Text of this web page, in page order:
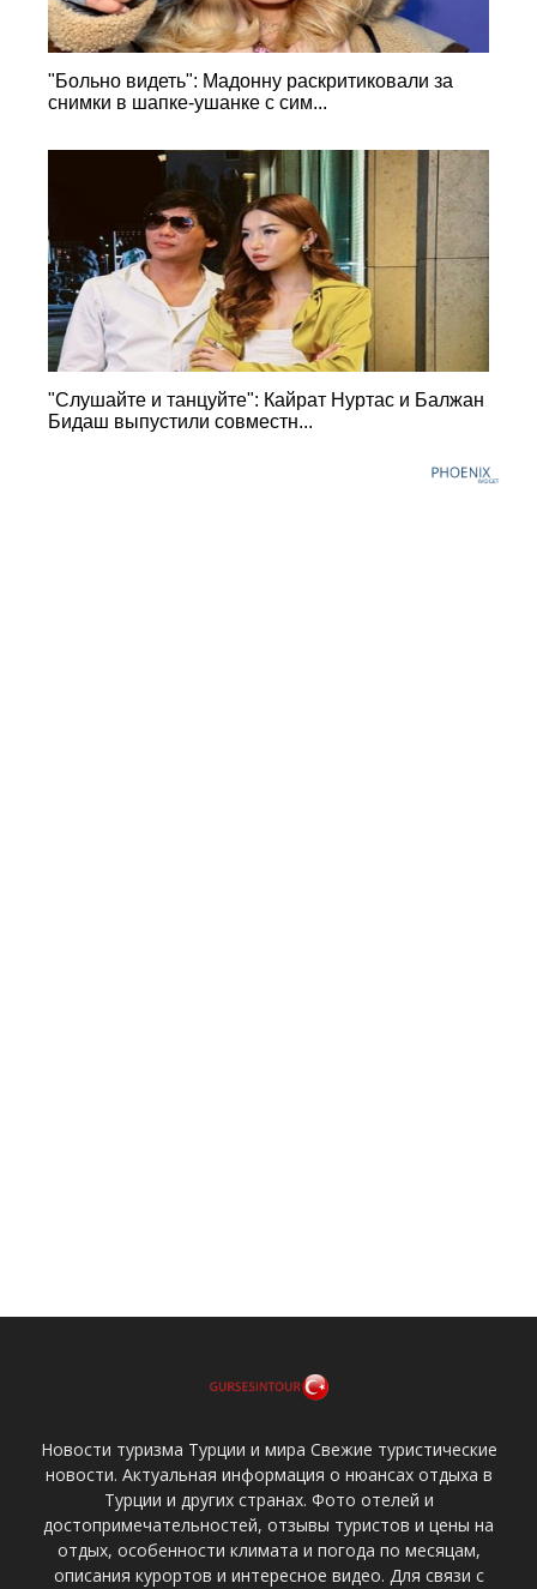
"Больно видеть": Мадонну раскритиковали за
снимки в шапке-ушанке с сим...
"Слушайте и танцуйте": Кайрат Нуртас и Балжан
Бидаш выпустили совместн...
Новости туризма Турции и мира Свежие туристические
новости. Актуальная информация о нюансах отдыха в
Турции и других странах. Фото отелей и
достопримечательностей, отзывы туристов и цены на
отдых, особенности климата и погода по месяцам,
описания курортов и интересное видео. Для связи с